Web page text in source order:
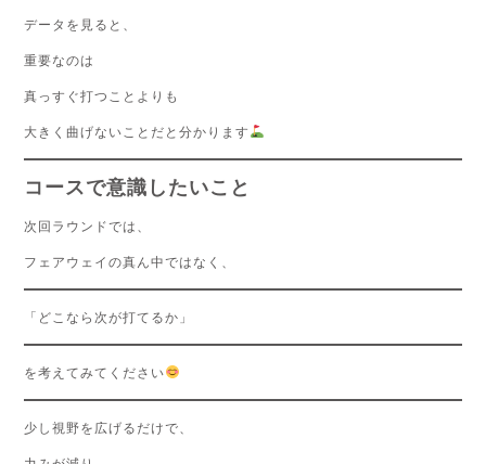
データを見ると、
重要なのは
真っすぐ打つことよりも
大きく曲げないことだと分かります
コースで意識したいこと
次回ラウンドでは、
フェアウェイの真ん中ではなく、
「どこなら次が打てるか」
を考えてみてください
少し視野を広げるだけで、